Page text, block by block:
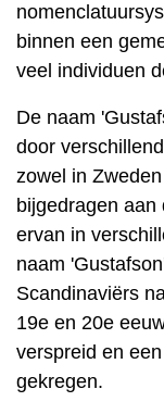
binnen een
veel individuen
De naam
door
zowel in
bijgedragen
ervan in
naam
Scandinaviërs
19e en 20e
verspreid en
gekregen.